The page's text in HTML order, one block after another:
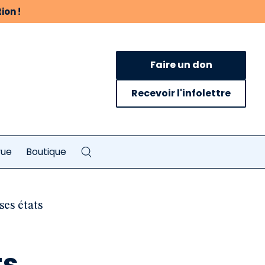
!
Faire un don
Recevoir l'infolettre
Boutique
états